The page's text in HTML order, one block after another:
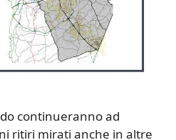
continueranno ad
ritiri mirati anche in altre